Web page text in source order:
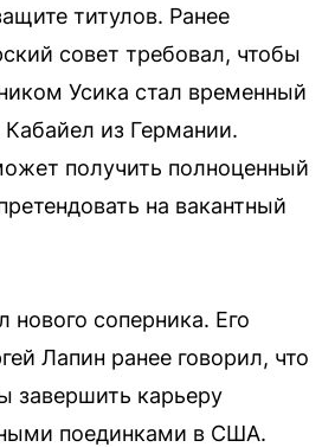
титулов. Ранее
совет требовал, чтобы
Усика стал временный
из Германии.
получить полноценный
на вакантный
нового соперника. Его
Лапин ранее говорил, что
завершить карьеру
поединками в США.